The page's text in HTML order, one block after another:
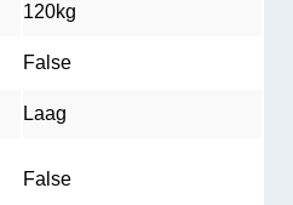
120kg
False
Laag
False